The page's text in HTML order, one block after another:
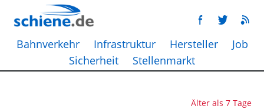
Bahnverkehr Infrastruktur Hersteller
Job
Sicherheit
Stellenmarkt
Älter als 7 Tage